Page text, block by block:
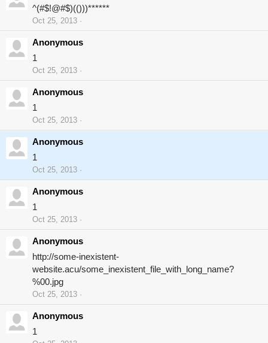
^(#$!@#$)(()))******
Oct 25, 2013
Anonymous
1
Oct 25, 2013
Anonymous
1
Oct 25, 2013
Anonymous
1
Oct 25, 2013
Anonymous
1
Oct 25, 2013
Anonymous
http://some-inexistent-
website.acu/some_inexistent_file_with_long_name?
%00.jpg
Oct 25, 2013
Anonymous
1